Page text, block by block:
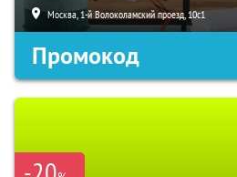
Москва, 1-й Волоколамский проезд, 10с1
Промокод